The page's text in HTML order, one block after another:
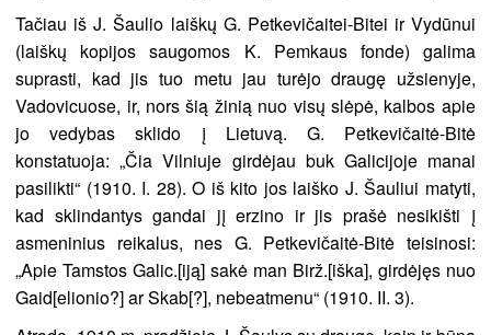
Tačiau iš J. Šaulio laiškų G. Petkevičaitei-Bitei ir Vydūnui
(laiškų kopijos saugomos K. Pemkaus fonde) galima
suprasti, kad jis tuo metu jau turėjo draugę užsienyje,
Vadovicuose, ir, nors šią žinią nuo visų slėpė, kalbos apie
jo vedybas sklido į Lietuvą. G. Petkevičaitė-Bitė
konstatuoja: „Čia Vilniuje girdėjau buk Galicijoje manai
pasilikti“ (1910. I. 28). O iš kito jos laiško J. Šauliui matyti,
kad sklindantys gandai jį erzino ir jis prašė nesikišti į
asmeninius reikalus, nes G. Petkevičaitė-Bitė teisinosi:
„Apie Tamstos Galic.[iją] sakė man Birž.[iška], girdėjęs nuo
Gaid[elionio?] ar Skab[?], nebeatmenu“ (1910. II. 3).